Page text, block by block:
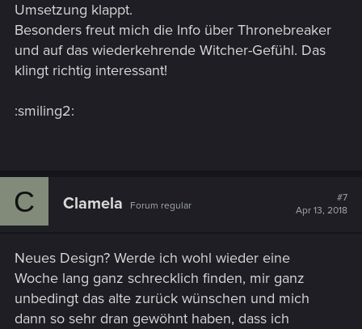
Umsetzung klappt.
Besonders freut mich die Info über Thronebreaker
und auf das wiederkehrende Witcher-Gefühl. Das
klingt richtig interessant!
:smiling2:
C Clamela Forum regular
#7
Apr 13, 2018
Neues Design? Werde ich wohl wieder eine
Woche lang ganz schrecklich finden, mir ganz
unbedingt das alte zurück wünschen und mich
dann so sehr dran gewöhnt haben, dass ich